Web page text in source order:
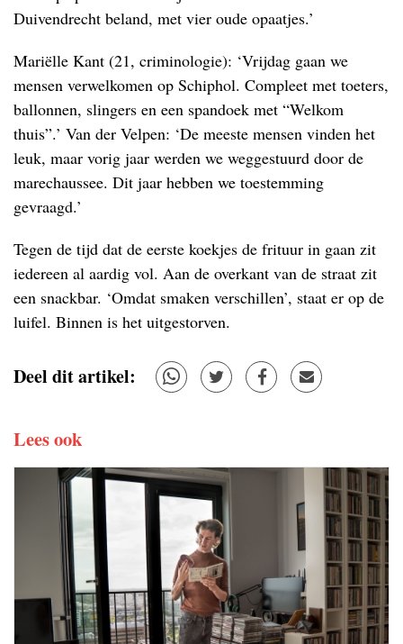
Duivendrecht beland, met vier oude opaatjes.’
Mariëlle Kant (21, criminologie): ‘Vrijdag gaan we
mensen verwelkomen op Schiphol. Compleet met toeters,
ballonnen, slingers en een spandoek met “Welkom
thuis”.’ Van der Velpen: ‘De meeste mensen vinden het
leuk, maar vorig jaar werden we weggestuurd door de
marechaussee. Dit jaar hebben we toestemming
gevraagd.’
Tegen de tijd dat de eerste koekjes de frituur in gaan zit
iedereen al aardig vol. Aan de overkant van de straat zit
een snackbar. ‘Omdat smaken verschillen’, staat er op de
luifel. Binnen is het uitgestorven.
Deel dit artikel:
Lees ook